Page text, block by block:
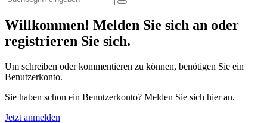
Willkommen! Melden Sie sich an oder
registrieren Sie sich.
Um schreiben oder kommentieren zu können, benötigen Sie ein
Benutzerkonto.
Sie haben schon ein Benutzerkonto? Melden Sie sich hier an.
Jetzt anmelden